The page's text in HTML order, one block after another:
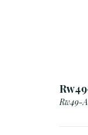
Rw49-